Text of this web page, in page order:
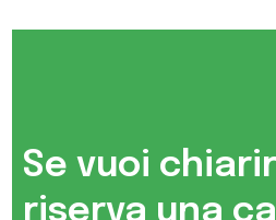
Se vuoi
riserva una